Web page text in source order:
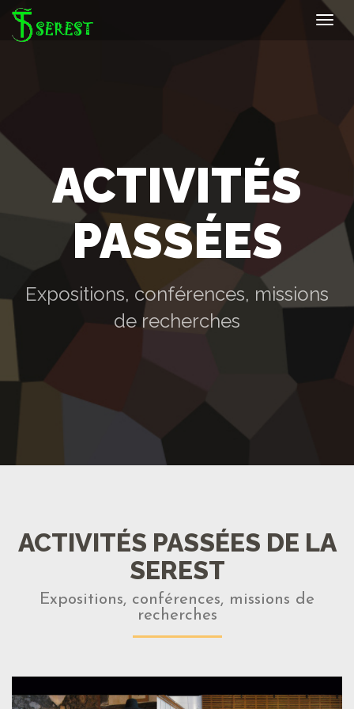
ACTIVITÉS
PASSÉES
Expositions, conférences, missions
de recherches
ACTIVITÉS PASSÉES DE LA
SEREST
Expositions, conférences, missions de
recherches